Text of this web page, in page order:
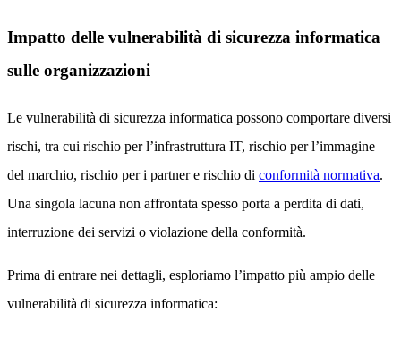
Impatto delle vulnerabilità di sicurezza informatica
sulle organizzazioni
Le vulnerabilità di sicurezza informatica possono comportare diversi
rischi, tra cui rischio per l’infrastruttura IT, rischio per l’immagine
del marchio, rischio per i partner e rischio di conformità normativa.
Una singola lacuna non affrontata spesso porta a perdita di dati,
interruzione dei servizi o violazione della conformità.
Prima di entrare nei dettagli, esploriamo l’impatto più ampio delle
vulnerabilità di sicurezza informatica: